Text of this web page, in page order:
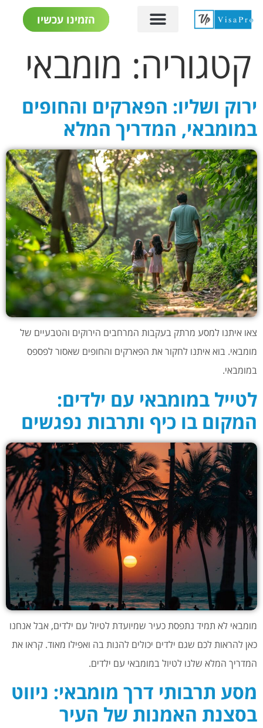
הזמינו עכשיו
קטגוריה: מומבאי
ירוק ושליו: הפארקים והחופים
במומבאי, המדריך המלא
צאו איתנו למסע מרתק בעקבות המרחבים הירוקים והטבעיים של
מומבאי. בוא איתנו לחקור את הפארקים והחופים שאסור לפספס
במומבאי.
לטייל במומבאי עם ילדים:
המקום בו כיף ותרבות נפגשים
מומבאי לא תמיד נתפסת כעיר שמיועדת לטיול עם ילדים, אבל אנחנו
כאן להראות לכם שגם ילדים יכולים להנות בה ואפילו מאוד. קראו את
המדריך המלא שלנו לטיול במומבאי עם ילדים.
מסע תרבותי דרך מומבאי: ניווט
בסצנת האמנות של העיר